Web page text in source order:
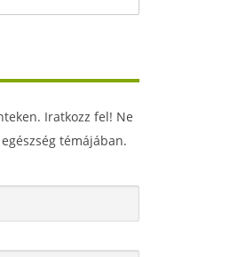
Iratkozz fel! Ne
témájában.